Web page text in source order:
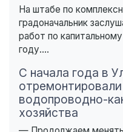
На штабе по
градоначальник
работ по
году....
С начала года в
водопроводно-
хозяйства